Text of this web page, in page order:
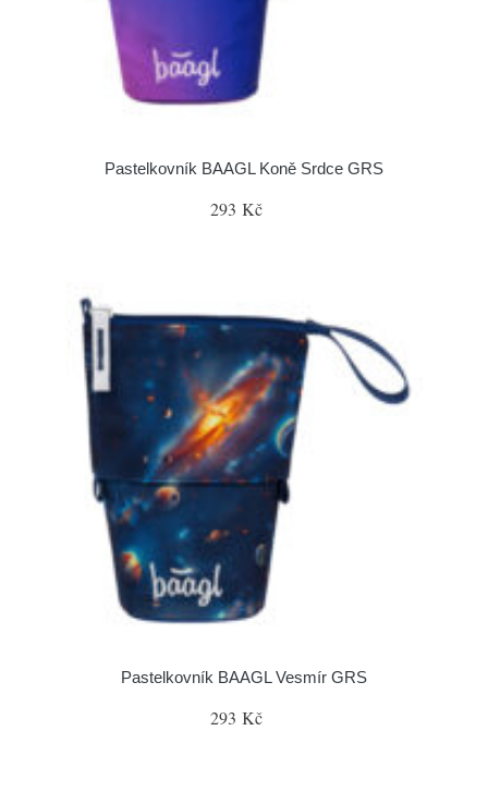
Pastelkovník BAAGL Koně Srdce GRS
293 Kč
Pastelkovník BAAGL Vesmír GRS
293 Kč